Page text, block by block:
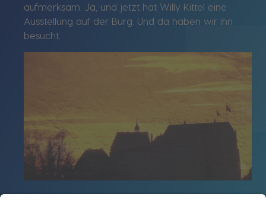
aufmerksam. Ja, und jetzt hat Willy Kittel eine
Ausstellung auf der Burg. Und da haben wir ihn
besucht.